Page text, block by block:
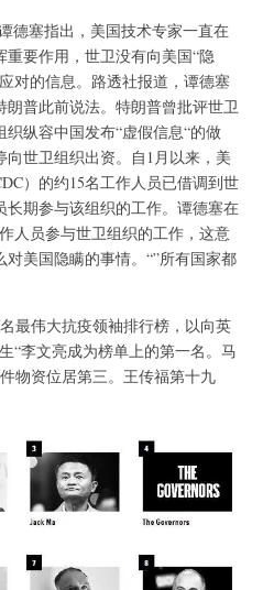
德塞指出，美国技术专家一直在
要作用，世卫没有向美国“隐
对的信息。路透社报道，谭德塞
普此前说法。特朗普曾批评世卫
纵容中国发布“虚假信息“的做
世卫组织出资。自1月以来，美
）的约15名工作人员已借调到世
期参与该组织的工作。谭德塞在
人员参与世卫组织的工作，这意
美国隐瞒的事情。“”所有国家都
最伟大抗疫领袖排行榜，以向英
“李文亮成为榜单上的第一名。马
物资位居第三。王传福第十九